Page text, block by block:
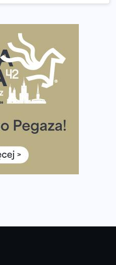
maratonów w
Mistrzostw Polski
w historii.
pobiegło dla Bohaterów!
się w bieganiu?
które warto włączyć do
się na weekend z
Warszawskiego.
uczestników